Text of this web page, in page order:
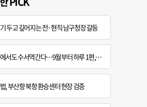
두고 깊어지는 전·현직 남구청장 갈등
도 수서역간다…9월부터 하루 1편, 주말 2편
, 부산항 북항 환승센터 현장 검증